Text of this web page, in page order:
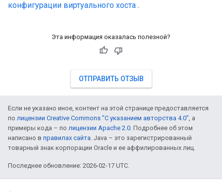
конфигурации виртуального хоста .
Эта информация оказалась полезной?
ОТПРАВИТЬ ОТЗЫВ
Если не указано иное, контент на этой странице предоставляется
по лицензии Creative Commons "С указанием авторства 4.0", а
примеры кода – по лицензии Apache 2.0. Подробнее об этом
написано в правилах сайта. Java – это зарегистрированный
товарный знак корпорации Oracle и ее аффилированных лиц.
Последнее обновление: 2026-02-17 UTC.